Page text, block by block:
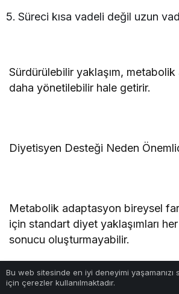
Süreci kısa vadeli değil uzun
Sürdürülebilir yaklaşım,
daha yönetilebilir hale getirir.
Diyetisyen Desteği Neden
Metabolik adaptasyon bireysel
için standart diyet yaklaşımları
sonucu oluşturmayabilir.
Bu web sitesinde en iyi deneyimi yaşamanızı
için çerezler kullanılmaktadır.